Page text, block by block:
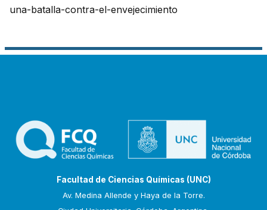
una-batalla-contra-el-envejecimiento
Facultad de Ciencias Químicas (UNC)
Av. Medina Allende y Haya de la Torre.